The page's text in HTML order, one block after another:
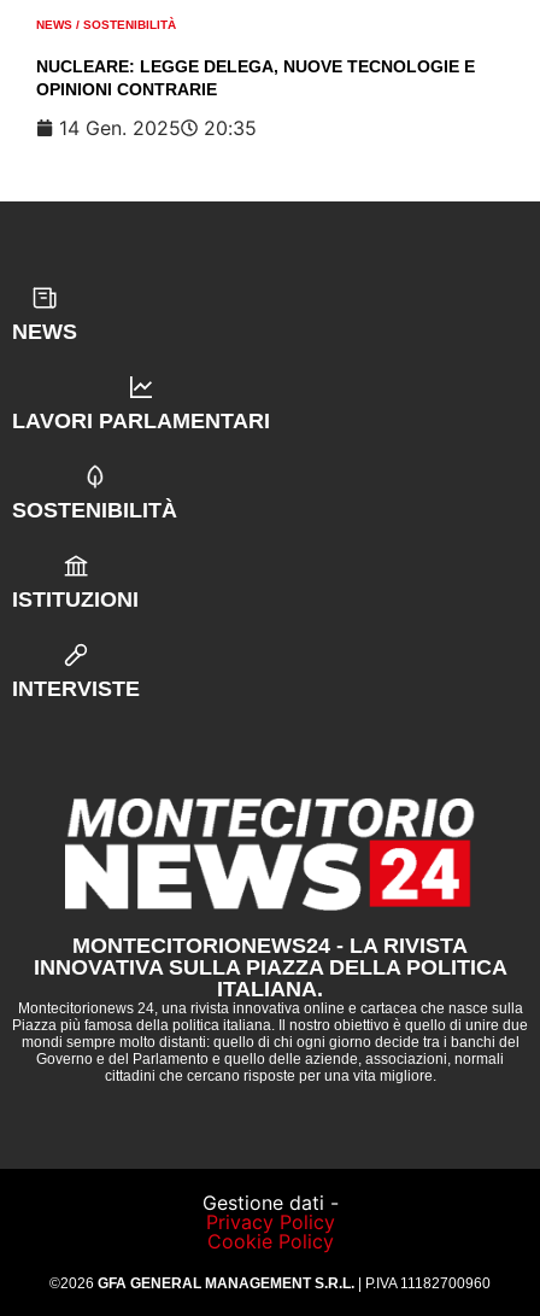
NEWS / SOSTENIBILITÀ
NUCLEARE: LEGGE DELEGA, NUOVE TECNOLOGIE E
OPINIONI CONTRARIE
14 Gen. 2025 20:35
NEWS
LAVORI PARLAMENTARI
SOSTENIBILITÀ
ISTITUZIONI
INTERVISTE
MONTECITORIONEWS24 - LA RIVISTA
INNOVATIVA SULLA PIAZZA DELLA POLITICA
ITALIANA.
Montecitorionews 24, una rivista innovativa online e cartacea che nasce sulla
Piazza più famosa della politica italiana. Il nostro obiettivo è quello di unire due
mondi sempre molto distanti: quello di chi ogni giorno decide tra i banchi del
Governo e del Parlamento e quello delle aziende, associazioni, normali
cittadini che cercano risposte per una vita migliore.
©2026 GFA GENERAL MANAGEMENT S.R.L. | P.IVA 11182700960
Gestione dati -
Privacy Policy
Cookie Policy